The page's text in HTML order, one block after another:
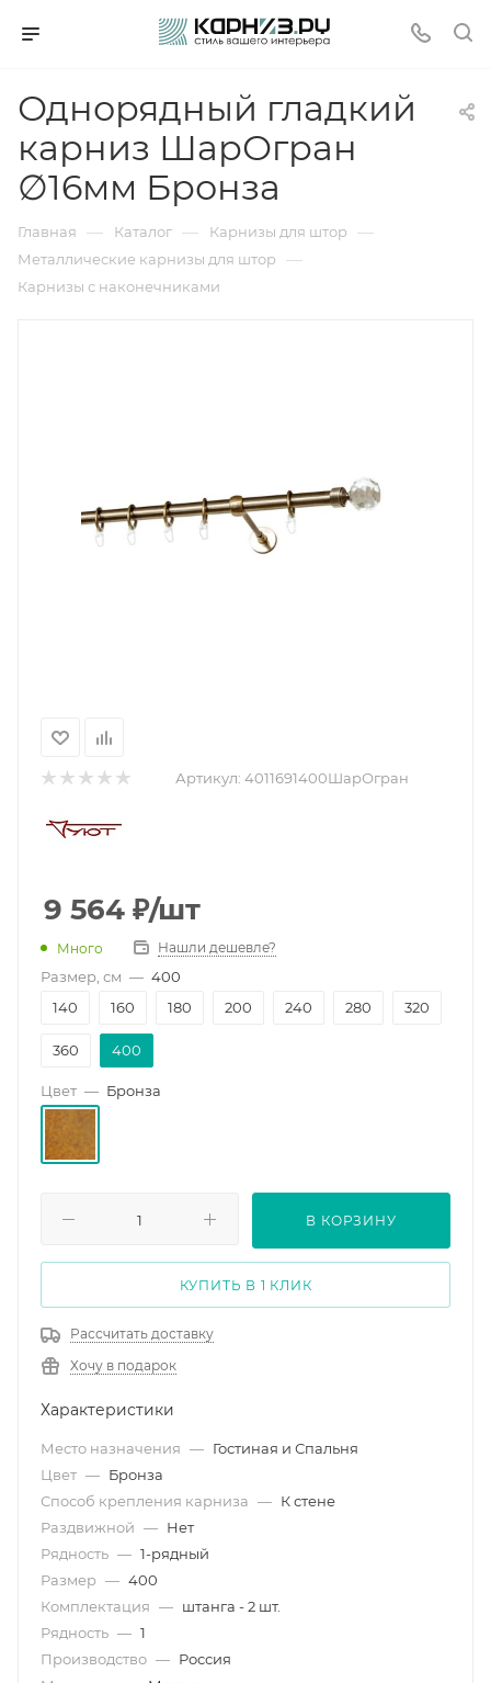
Однорядный гладкий
карниз ШарОгран
∅16мм Бронза
Главная — Каталог — Карнизы для штор —
Металлические карнизы для штор —
Карнизы с наконечниками
Артикул: 4011691400ШарОгран
9 564 ₽/шт
Много Нашли дешевле?
Размер, см — 400
140
160 180 200 240 280 320
360 400
Цвет — Бронза
В КОРЗИНУ
КУПИТЬ В 1 КЛИК
Рассчитать доставку
Хочу в подарок
Характеристики
Место назначения — Гостиная и Спальня
Цвет — Бронза
Способ крепления карниза — К стене
Раздвижной — Нет
Рядность — 1-рядный
Размер — 400
Комплектация — штанга - 2 шт.
Рядность — 1
Производство — Россия